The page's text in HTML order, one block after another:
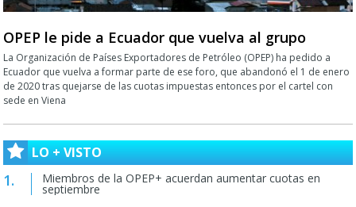
OPEP le pide a Ecuador que vuelva al grupo
La Organización de Países Exportadores de Petróleo (OPEP) ha pedido a
Ecuador que vuelva a formar parte de ese foro, que abandonó el 1 de enero
de 2020 tras quejarse de las cuotas impuestas entonces por el cartel con
sede en Viena
LO + VISTO
Miembros de la OPEP+ acuerdan aumentar cuotas en
septiembre